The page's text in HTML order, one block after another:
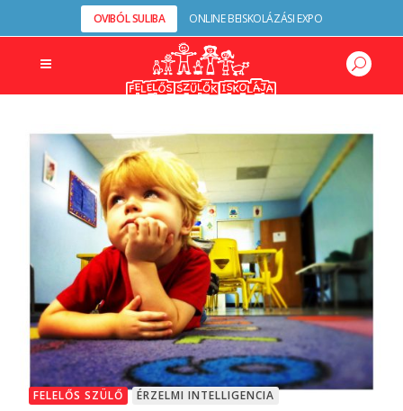
OVIBÓL SULIBA ONLINE BEISKOLÁZÁSI EXPO
FELELŐS SZÜLŐ ÉRZELMI INTELLIGENCIA